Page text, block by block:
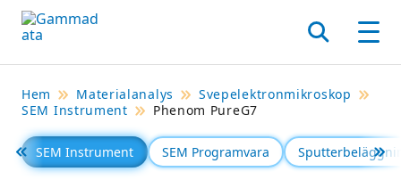
Hoppa
till
Sök
Hem Materialanalys
Svepelektronmikroskop
SEM Instrument
Phenom PureG7
SEM Instrument SEM Programvara
Föregående Se